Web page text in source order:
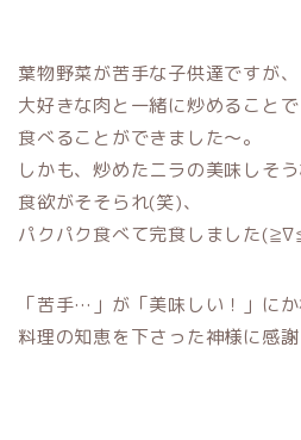
葉物野菜が苦手な子供達ですが、
大好きな肉と一緒に炒めることで
食べることができました～。
しかも、炒めたニラの美味しそ
食欲がそそられ(笑)、
パクパク食べて完食しました
「苦手…」が「美味しい！」にか
料理の知恵を下さった神様に感